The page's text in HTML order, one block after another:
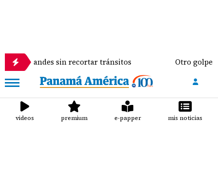
sin recortar tránsitos Otro golpe al bolsillo
videos premium e-papper mis noticias